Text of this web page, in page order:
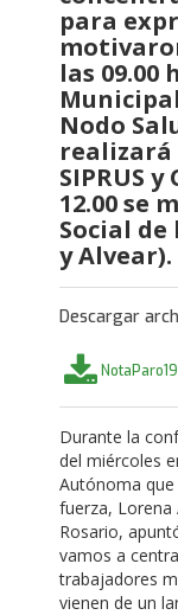
para
las 09.00
Nodo
SIPRUS
12.00 se
Social de
y Alvear).
Descargar
Durante la
del miércoles
Autónoma
fuerza, Lorena
Rosario,
vamos a
trabajadores
vienen de un